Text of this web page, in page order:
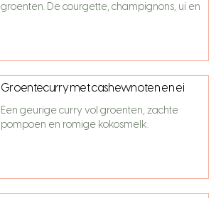
groenten. De courgette, champignons, ui en
Groentecurry met cashewnoten en ei
Een geurige curry vol groenten, zachte
pompoen en romige kokosmelk.